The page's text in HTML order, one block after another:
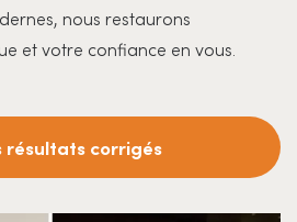
nous restaurons
et votre confiance en vous.
résultats corrigés